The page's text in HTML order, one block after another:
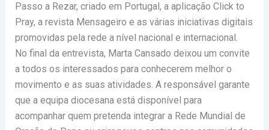
Passo a Rezar, criado em Portugal, a aplicação Click to
Pray, a revista Mensageiro e as várias iniciativas digitais
promovidas pela rede a nível nacional e internacional.
No final da entrevista, Marta Cansado deixou um convite
a todos os interessados para conhecerem melhor o
movimento e as suas atividades. A responsável garante
que a equipa diocesana está disponível para
acompanhar quem pretenda integrar a Rede Mundial de